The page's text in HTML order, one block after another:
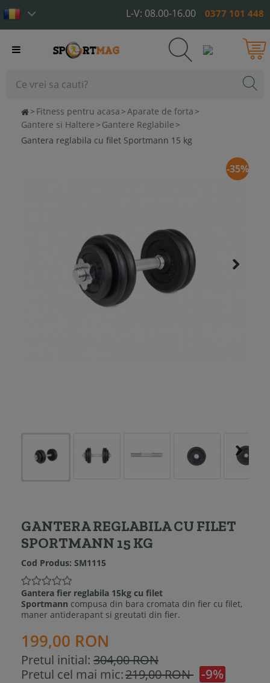
L-V: 08.00-16.00 0377 101 448
Toggle
> Fitness pentru acasa >Aparate de forta >
Gantere si Haltere > Gantere Reglabile >
Gantera reglabila cu filet Sportmann 15 kg
-35%
GANTERA REGLABILA CU FILET
SPORTMANN 15 KG
Cod Produs: SM1115
Gantera fier reglabila 15kg cu filet
Sportmann compusa din bara cromata din fier cu filet,
maner antiderapant si greutati din fier.
199,00 RON
Pretul initial: 304,00 RON
Pretul cel mai mic:219,00 RON -9%